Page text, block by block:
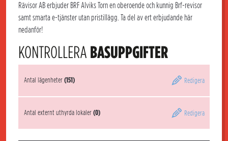
Rävisor AB erbjuder BRF Alviks Torn en oberoende och kunnig Brf-revisor
samt smarta e-tjänster utan pristillägg. Ta del av ert erbjudande här
nedanför!
KONTROLLERA BASUPPGIFTER
Antal lägenheter(151) Redigera
Antal externt uthyrda lokaler(0) Redigera